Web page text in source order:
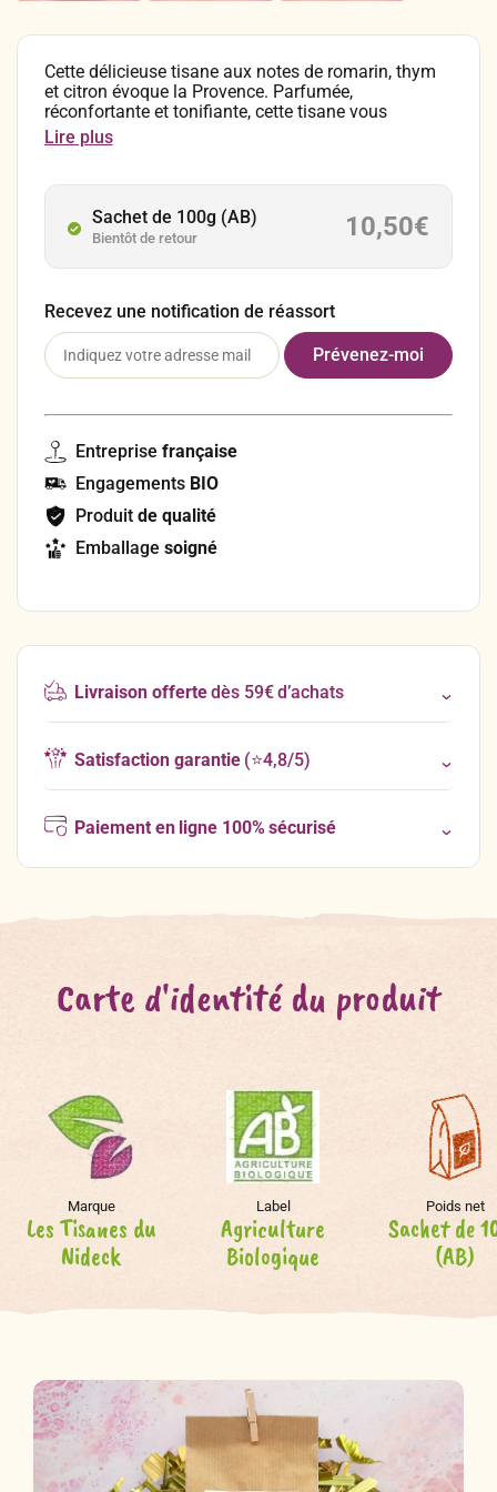
Cette délicieuse tisane aux notes de romarin, thym
et citron évoque la Provence. Parfumée,
réconfortante et tonifiante, cette tisane vous
transportera au cœur de la garrigue ! Composition :
Citronnelle, bâtons de cannelle, verveine, romarin,
pamplemousse), lavande, fleurs de tilleul. En
infusion, comptez 1 à 2 cuillères à café par tasse (≈
15 grammes par litre). Laissez infuser pendant
Conservez vos sachets de tisane dans un endroit
Lire plus
Sachet de 100g (AB)
Bientôt de retour 10,50€
Recevez une notification de réassort
Entreprise française
Engagements BIO
Produit de qualité
Emballage soigné
Livraison offertedès 59€ d’achats
Satisfaction garantie(⭐4,8/5)
Paiement en ligne 100% sécurisé
Carte d'identité du produit
Marque
Les Tisanes du
Nideck
Label
Agriculture
Biologique
Poids net
Sachet de
(AB)